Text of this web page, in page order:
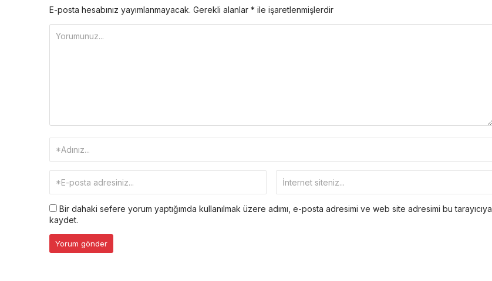
E-posta hesabınız yayımlanmayacak. Gerekli alanlar * ile işaretlenmişlerdir
Bir dahaki sefere yorum yaptığımda kullanılmak üzere adımı, e-posta adresimi ve web site adresimi bu tarayıcıya
kaydet.